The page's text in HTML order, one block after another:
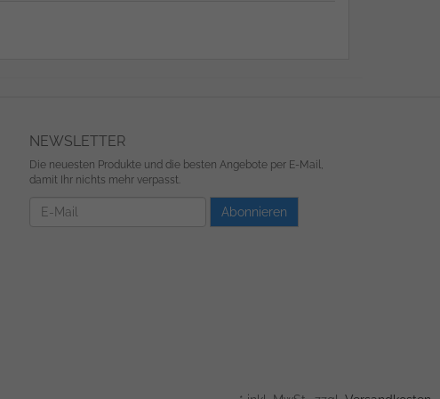
NEWSLETTER
Die neuesten Produkte und die besten Angebote per E-Mail,
damit Ihr nichts mehr verpasst.
Newsletter Abonnieren